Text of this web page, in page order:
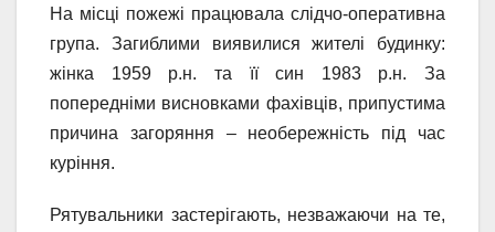
На місці пожежі працювала слідчо-оперативна
група. Загиблими виявилися жителі будинку:
жінка 1959 р.н. та її син 1983 р.н. За
попередніми висновками фахівців, припустима
причина загоряння – необережність під час
куріння.
Рятувальники застерігають, незважаючи на те,